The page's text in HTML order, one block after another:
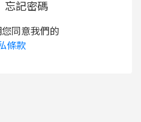
忘記密碼
同意我們的
條款